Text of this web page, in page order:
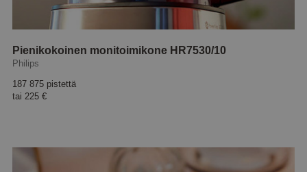
Pienikokoinen monitoimikone HR7530/10
Philips
187 875 pistettä
tai 225 €